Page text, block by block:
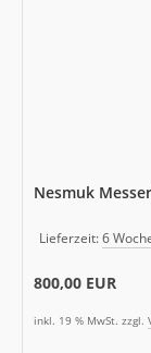
Nesmuk
Lieferzeit:6
800,00 EUR
inkl. 19 % MwSt. zzgl.